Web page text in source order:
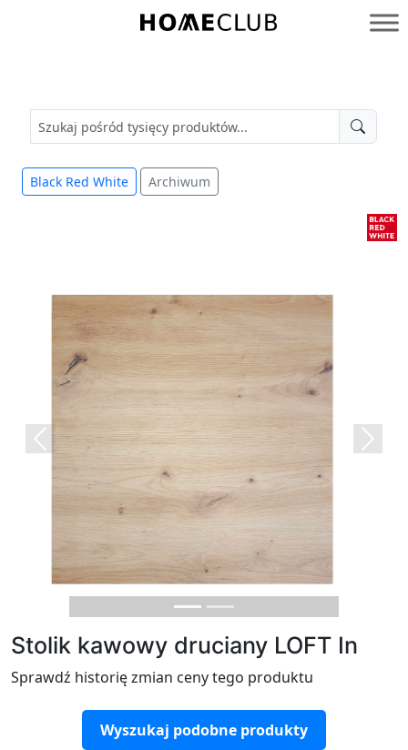
Homeclub
Black Red White Archiwum
Previous Next
Stolik kawowy druciany LOFT In
Sprawdź historię zmian ceny tego produktu
Wyszukaj podobne produkty